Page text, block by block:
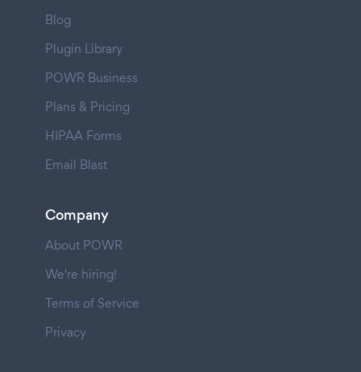
Blog
Plugin Library
POWR Business
Plans & Pricing
HIPAA Forms
Email Blast
Company
About POWR
We're hiring!
Terms of Service
Privacy